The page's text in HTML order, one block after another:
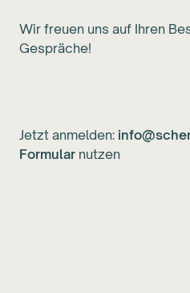
Wir freuen uns auf Ihren
Gespräche!
Jetzt anmelden:
Formular nutzen